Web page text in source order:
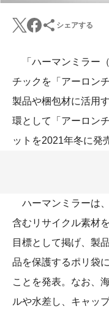
シェアする
「ハーマンミラー
チックを「アーロン
製品や梱包材に活用
環として「アーロン
ットを2021年冬に発
ハーマンミラーは
含むリサイクル素材
目標として掲げ、製
品を保護するポリ袋
ことを発表。なお、
ルや水差し、キャッ